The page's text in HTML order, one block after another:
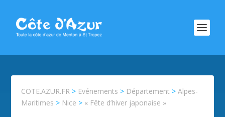
COTE.AZUR.FR > Evénements > Département >Alpes-
Maritimes > Nice > « Fête d’hiver japonaise »